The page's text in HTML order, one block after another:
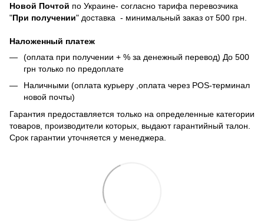
Новой Почтой по Украине- согласно тарифа перевозчика
"При получении" доставка - минимальный заказ от 500 грн.
Наложенный платеж
(оплата при получении + % за денежный перевод) До 500
грн только по предоплате
Наличными (оплата курьеру ,оплата через POS-терминал
новой почты)
Гарантия предоставляется только на определенные категории
товаров, производители которых, выдают гарантийный талон.
Срок гарантии уточняется у менеджера.